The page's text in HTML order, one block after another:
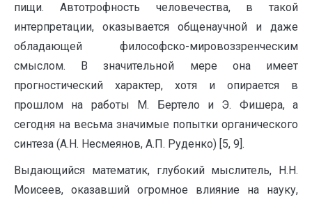
пищи. Автотрофность человечества, в такой
интерпретации, оказывается общенаучной и даже
обладающей философско-мировоззренческим
смыслом. В значительной мере она имеет
прогностический характер, хотя и опирается в
прошлом на работы М. Бертело и Э. Фишера, а
сегодня на весьма значимые попытки органического
синтеза (А.Н. Несмеянов, А.П. Руденко) [5, 9].
Выдающийся математик, глубокий мыслитель, Н.Н.
Моисеев, оказавший огромное влияние на науку,